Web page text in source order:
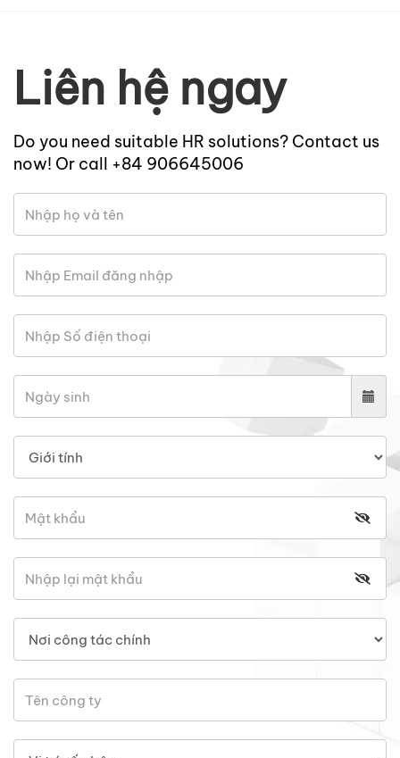
Liên hệ ngay
Do you need suitable HR solutions? Contact us
now! Or call +84 906645006